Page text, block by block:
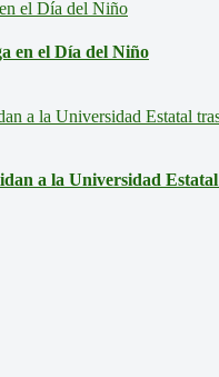
en el Día del Niño
a la Universidad